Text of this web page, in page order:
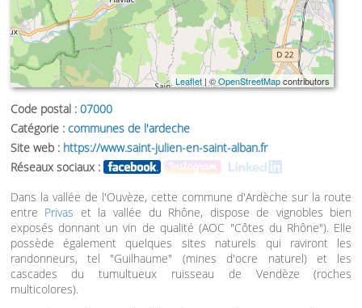
Leaflet| ©OpenStreetMapcontributors
Code postal : 07000
Catégorie : communes de l'ardeche
Site web : https://www.saint-julien-en-saint-alban.fr
Réseaux sociaux :
Dans la vallée de l'Ouvèze, cette commune d'Ardèche sur la route
entre Privas et la vallée du Rhône, dispose de vignobles bien
exposés donnant un vin de qualité (AOC "Côtes du Rhône"). Elle
possède également quelques sites naturels qui raviront les
randonneurs, tel "Guilhaume" (mines d'ocre naturel) et les
cascades du tumultueux ruisseau de Vendèze (roches
multicolores).